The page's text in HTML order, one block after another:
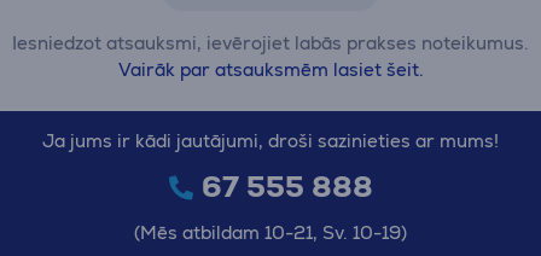
Iesniedzot atsauksmi, ievērojiet labās prakses noteikumus.
Vairāk par atsauksmēm lasiet šeit.
Ja jums ir kādi jautājumi, droši sazinieties ar mums!
67 555 888
(Mēs atbildam 10-21, Sv. 10-19)